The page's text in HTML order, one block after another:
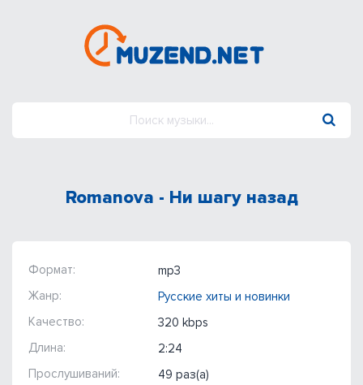
Romanova - Ни шагу назад
Формат:
mp3
Жанр:
Русские хиты и новинки
Качество:
320 kbps
Длина:
2:24
Прослушиваний:
49 раз(а)